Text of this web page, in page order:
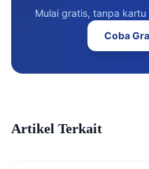
Mulai gratis, tanpa
Coba
Artikel Terkait